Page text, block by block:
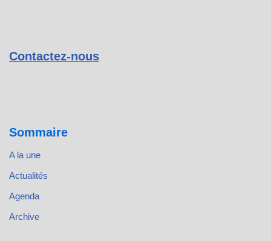
Contactez-nous
Sommaire
A la une
Actualités
Agenda
Archive